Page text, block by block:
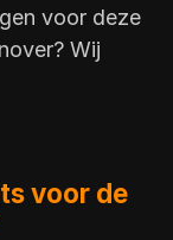
voor deze
Wij
voor de